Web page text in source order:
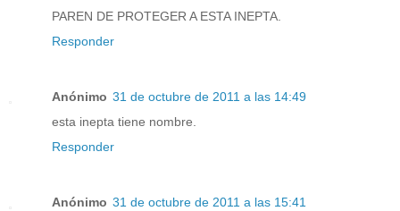
PAREN DE PROTEGER A ESTA INEPTA.
Responder
Anónimo 31 de octubre de 2011 a las 14:49
esta inepta tiene nombre.
Responder
Anónimo 31 de octubre de 2011 a las 15:41